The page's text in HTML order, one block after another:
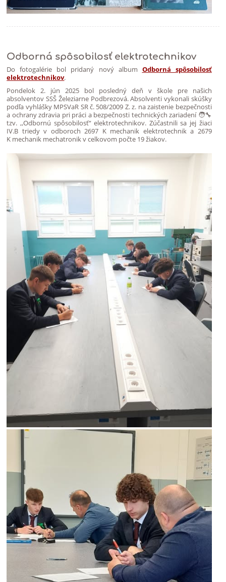
Odborná spôsobilosť elektrotechnikov
Do fotogalérie bol pridaný nový album Odborná spôsobilosť
elektrotechnikov.
Pondelok 2. jún 2025 bol posledný deň v škole pre našich
absolventov SSŠ Železiarne Podbrezová. Absolventi vykonali skúšky
podľa vyhlášky MPSVaR SR č. 508/2009 Z. z. na zaistenie bezpečnosti
a ochrany zdravia pri práci a bezpečnosti technických zariadení 🧑‍🔧
tzv. ,,Odbornú spôsobilosť“ elektrotechnikov. Zúčastnili sa jej žiaci
IV.B triedy v odboroch 2697 K mechanik elektrotechnik a 2679
K mechanik mechatronik v celkovom počte 19 žiakov.